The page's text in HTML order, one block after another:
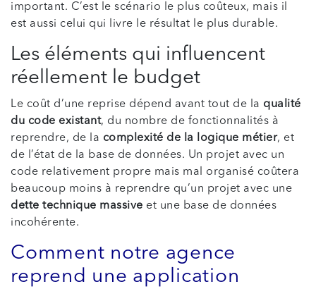
important. C’est le scénario le plus coûteux, mais il
est aussi celui qui livre le résultat le plus durable.
Les éléments qui influencent
réellement le budget
Le coût d’une reprise dépend avant tout de la qualité
du code existant, du nombre de fonctionnalités à
reprendre, de la complexité de la logique métier, et
de l’état de la base de données. Un projet avec un
code relativement propre mais mal organisé coûtera
beaucoup moins à reprendre qu’un projet avec une
dette technique massive et une base de données
incohérente.
Comment notre agence
reprend une application